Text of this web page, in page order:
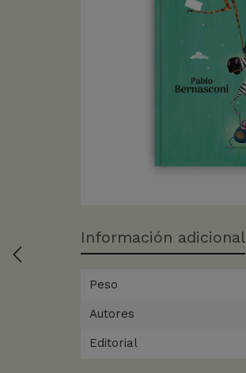
Información adicional
Peso
Autores
Editorial